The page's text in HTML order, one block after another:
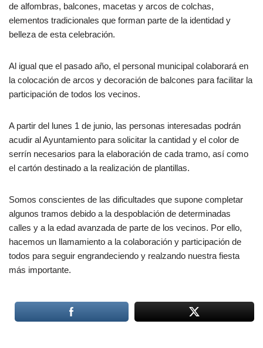
de alfombras, balcones, macetas y arcos de colchas,
elementos tradicionales que forman parte de la identidad y
belleza de esta celebración.
Al igual que el pasado año, el personal municipal colaborará en
la colocación de arcos y decoración de balcones para facilitar la
participación de todos los vecinos.
A partir del lunes 1 de junio, las personas interesadas podrán
acudir al Ayuntamiento para solicitar la cantidad y el color de
serrín necesarios para la elaboración de cada tramo, así como
el cartón destinado a la realización de plantillas.
Somos conscientes de las dificultades que supone completar
algunos tramos debido a la despoblación de determinadas
calles y a la edad avanzada de parte de los vecinos. Por ello,
hacemos un llamamiento a la colaboración y participación de
todos para seguir engrandeciendo y realzando nuestra fiesta
más importante.